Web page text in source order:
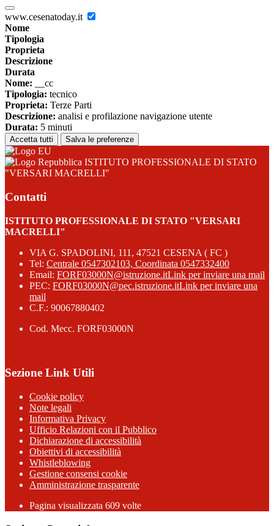
www.cesenatoday.it
Nome
Tipologia
Proprieta
Descrizione
Durata
Nome: __cc
Tipologia: tecnico
Proprieta: Terze Parti
Descrizione: analisi e profilazione navigazione utente
Durata: 5 minuti
Accetta tutti Salva le preferenze
ISTITUTO PROFESSIONALE DI STATO
"VERSARI MACRELLI"
Contatti
ISTITUTO PROFESSIONALE DI STATO "VERSARI
MACRELLI"
VIA G. SPADOLINI, 111, 47521 CESENA ( FC )
Tel: Centrale 0547302103, Coordinata 0547332400
Email: FORF03000N@istruzione.itLink per inviare una mail
PEC: FORF03000N@pec.istruzione.itLink per inviare una
mail
C.F.: 90067880402
Cod. Mecc. FORF03000N
Sezione Link Utili
Cookie policy
Note legali
Informativa Privacy
Ufficio Relazioni con il Pubblico
Dichiarazione di accessibilità
Obiettivi di accessibilità
Whistleblowing
Gestione consensi cookie
Amministrazione trasparente
Pagina visualizzata 609 volte